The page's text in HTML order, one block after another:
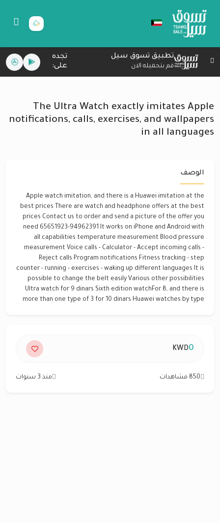
تطبيق تسوق سيل
قم بتحميله الان
تجده
على:
The Ultra Watch exactly imitates Apple
notifications, calls, exercises, and wallpapers
in all languages
الوصف
Apple watch imitation, and there is a Huawei imitation at the
best prices There are watch and headphone offers at the best
prices Contact us to order and send a picture of the offer you
need 65651923-94962391 It works on iPhone and Android with
all capabilities temperature measurement Blood pressure
measurement Voice calls - Calculator - Accept incoming calls -
Reject calls Program notifications Fitness tracking - step
counter - running - exercises - waking up different languages It is
possible to change the belt easily Various other possibilities
Ultra watch for 9 dinars Sixth edition watchFor 8, and there is
more than one type of 3 for 10 dinars Huawei watches by type
0
KWD
850 مشاهدات منذ 3 سنوات